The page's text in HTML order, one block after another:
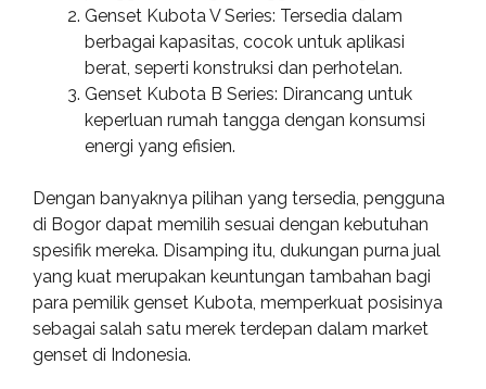
Genset Kubota V Series: Tersedia dalam
berbagai kapasitas, cocok untuk aplikasi
berat, seperti konstruksi dan perhotelan.
Genset Kubota B Series: Dirancang untuk
keperluan rumah tangga dengan konsumsi
energi yang efisien.
Dengan banyaknya pilihan yang tersedia, pengguna
di Bogor dapat memilih sesuai dengan kebutuhan
spesifik mereka. Disamping itu, dukungan purna jual
yang kuat merupakan keuntungan tambahan bagi
para pemilik genset Kubota, memperkuat posisinya
sebagai salah satu merek terdepan dalam market
genset di Indonesia.